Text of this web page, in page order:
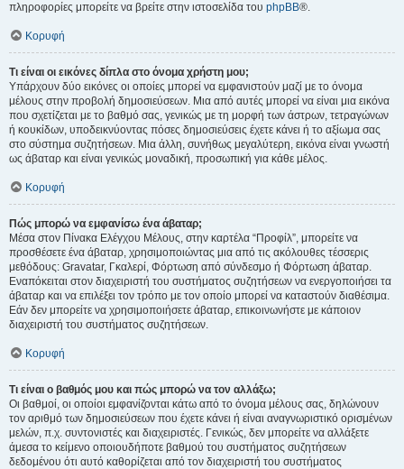
πληροφορίες μπορείτε να βρείτε στην ιστοσελίδα του phpBB®.
Κορυφή
Τι είναι οι εικόνες δίπλα στο όνομα χρήστη μου;
Υπάρχουν δύο εικόνες οι οποίες μπορεί να εμφανιστούν μαζί με το όνομα
μέλους στην προβολή δημοσιεύσεων. Μια από αυτές μπορεί να είναι μια εικόνα
που σχετίζεται με το βαθμό σας, γενικώς με τη μορφή των άστρων, τετραγώνων
ή κουκίδων, υποδεικνύοντας πόσες δημοσιεύσεις έχετε κάνει ή το αξίωμα σας
στο σύστημα συζητήσεων. Μια άλλη, συνήθως μεγαλύτερη, εικόνα είναι γνωστή
ως άβαταρ και είναι γενικώς μοναδική, προσωπική για κάθε μέλος.
Κορυφή
Πώς μπορώ να εμφανίσω ένα άβαταρ;
Μέσα στον Πίνακα Ελέγχου Μέλους, στην καρτέλα “Προφίλ”, μπορείτε να
προσθέσετε ένα άβαταρ, χρησιμοποιώντας μια από τις ακόλουθες τέσσερις
μεθόδους: Gravatar, Γκαλερί, Φόρτωση από σύνδεσμο ή Φόρτωση άβαταρ.
Εναπόκειται στον διαχειριστή του συστήματος συζητήσεων να ενεργοποιήσει τα
άβαταρ και να επιλέξει τον τρόπο με τον οποίο μπορεί να καταστούν διαθέσιμα.
Εάν δεν μπορείτε να χρησιμοποιήσετε άβαταρ, επικοινωνήστε με κάποιον
διαχειριστή του συστήματος συζητήσεων.
Κορυφή
Τι είναι ο βαθμός μου και πώς μπορώ να τον αλλάξω;
Οι βαθμοί, οι οποίοι εμφανίζονται κάτω από το όνομα μέλους σας, δηλώνουν
τον αριθμό των δημοσιεύσεων που έχετε κάνει ή είναι αναγνωριστικό ορισμένων
μελών, π.χ. συντονιστές και διαχειριστές. Γενικώς, δεν μπορείτε να αλλάξετε
άμεσα το κείμενο οποιουδήποτε βαθμού του συστήματος συζητήσεων
δεδομένου ότι αυτό καθορίζεται από τον διαχειριστή του συστήματος